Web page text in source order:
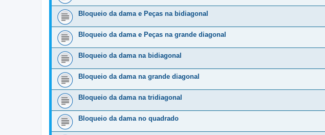
Bloqueio da dama e Peças na bidiagonal
Bloqueio da dama e Peças na grande diagonal
Bloqueio da dama na bidiagonal
Bloqueio da dama na grande diagonal
Bloqueio da dama na tridiagonal
Bloqueio da dama no quadrado